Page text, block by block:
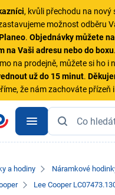
, kvůli přechodu na
možnost odběru
.Objednávky můžete
na Vaši adresu nebo do boxu
na prodejně, můžete si ho i
už do 15 minut.
že nám zachováte přízeň
a hodiny
Náramkové
Lee Cooper